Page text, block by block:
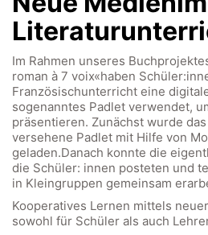
Im Rahmen unseres
roman à 7 voix«haben
Französischunterricht eine
sogenanntes Padlet verwendet,
präsentieren. Zunächst wurde
versehene Padlet mit Hilfe von
geladen.Danach konnte die
die Schüler: innen posteten und
in Kleingruppen gemeinsam
Kooperatives Lernen mittels
sowohl für Schüler als auch
Quick Links